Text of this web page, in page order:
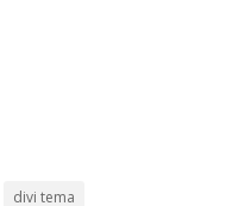
divi tema